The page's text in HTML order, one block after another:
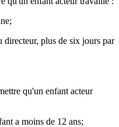
plus de six jours par
qu'un enfant acteur
a moins de 12 ans;